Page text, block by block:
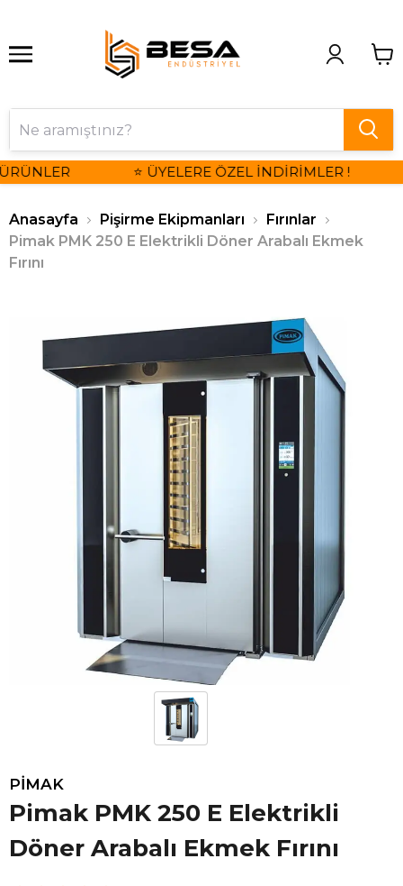
⭐ ÜYELERE ÖZEL İNDİRİMLER !
Anasayfa Pişirme Ekipmanları
Fırınlar
Pimak PMK 250 E Elektrikli Döner Arabalı Ekmek
Fırını
PİMAK
Pimak PMK 250 E Elektrikli
Döner Arabalı Ekmek Fırını